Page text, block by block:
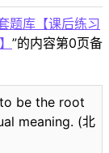
题库【课后练习
”的内容第0页备
be the root
meaning. (北